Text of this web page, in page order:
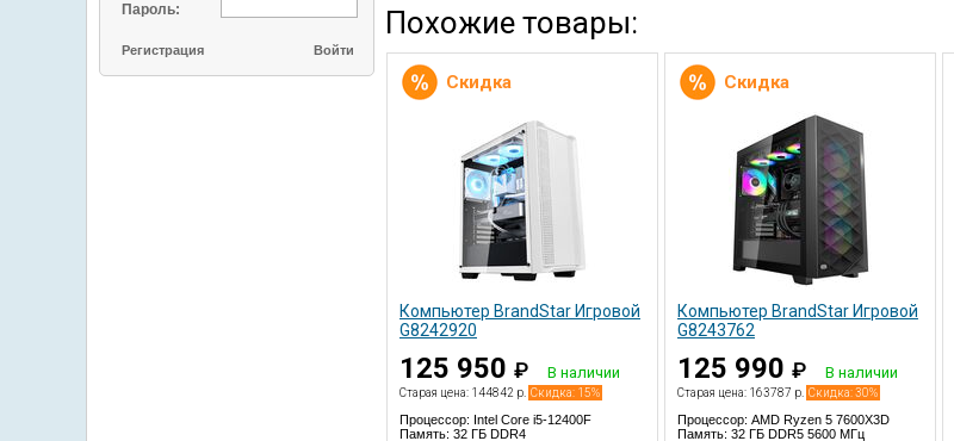
Пароль:
Регистрация
Похожие товары:
Скидка
Компьютер BrandStar Игровой
G8242920
125 950 ₽ В наличии
Старая цена: 144842 р. Скидка: 15%
Процессор: Intel Core i5-12400F
Память: 32 ГБ DDR4
Скидка
Компьютер BrandStar Игровой
G8243762
125 990 ₽ В наличии
Старая цена: 163787 р. Скидка: 30%
Процессор: AMD Ryzen 5 7600X3D
Память: 32 ГБ DDR5 5600 МГц